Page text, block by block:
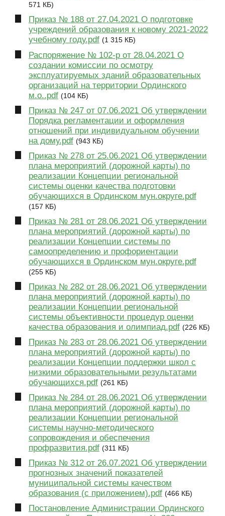
571 КБ)
Приказ № 188 от 27.04.2021 О подготовке
учреждений образования к новому 2021-2022
учебному году.pdf (1 315 КБ)
Распоряжение № 102-р от 28.04.2021 О
создании комиссии по осмотру
эксплуатируемых зданий образовательных
организаций на территории Ординского
м.о..pdf (104 КБ)
Приказ № 247 от 07.06.2021 Об утверждении
Порядка регламентации и оформления
отношений при индивидуальном обучении
на дому.pdf (943 КБ)
Приказ № 278 от 25.06.2021 Об утверждении
плана мероприятий (дорожной карты) по
реализации Концепции региональной
системы оценки качества подготовки
обучающихся в Ординском мун.округе.pdf
(157 КБ)
Приказ № 281 от 28.06.2021 Об утверждении
плана мероприятий (дорожной карты) по
реализации Концепции системы по
самоопределению и профориентации
обучающихся в Ординском мун.округе.pdf
(255 КБ)
Приказ № 282 от 28.06.2021 Об утверждении
плана мероприятий (дорожной карты) по
реализации Концепции региональной
системы объективности процедур оценки
качества образования и олимпиад.pdf (226 КБ)
Приказ № 283 от 28.06.2021 Об утверждении
плана мероприятий (дорожной карты) по
реализации Концепции поддержки школ с
низкими образовательными результатами
обучающихся.pdf (261 КБ)
Приказ № 284 от 28.06.2021 Об утверждении
плана мероприятий (дорожной карты) по
реализации Концепции региональной
системы научно-методического
сопровождения и обеспечения
профразвития.pdf (311 КБ)
Приказ № 312 от 26.07.2021 Об утверждении
прогнозных значений показателей
муниципальной системы качеством
образования (с приложением).pdf (466 КБ)
Постановление Администрации Ординского